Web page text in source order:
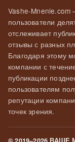
Vashe-
пользователи
отслеживает
отзывы с разных
Благодаря этому
компании с
публикации
пользователям
репутации
точек зрения.